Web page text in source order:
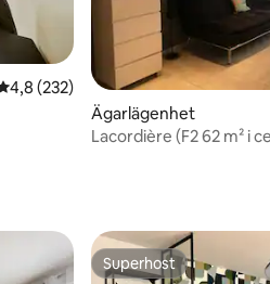
av 5 i genomsnittligt betyg, 232
4,8 (232)
Ägarlägenhet
Lacordière (F2 62 m² i
Superhost
Superhost